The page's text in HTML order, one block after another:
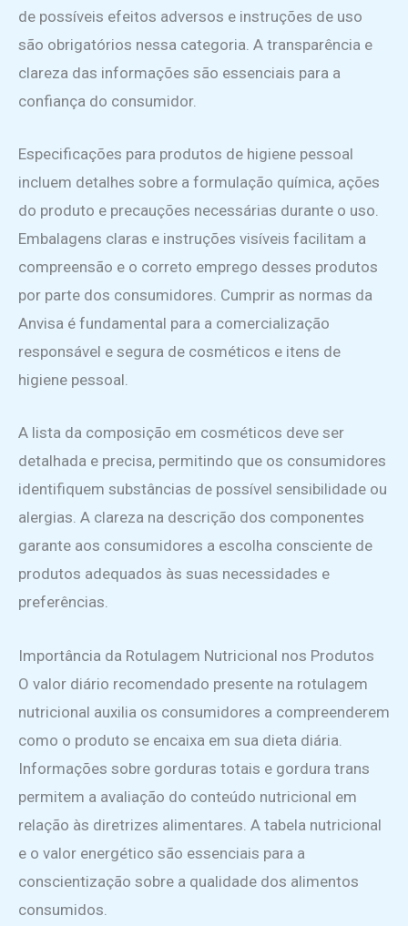
de possíveis efeitos adversos e instruções de uso
são obrigatórios nessa categoria. A transparência e
clareza das informações são essenciais para a
confiança do consumidor.
Especificações para produtos de higiene pessoal
incluem detalhes sobre a formulação química, ações
do produto e precauções necessárias durante o uso.
Embalagens claras e instruções visíveis facilitam a
compreensão e o correto emprego desses produtos
por parte dos consumidores. Cumprir as normas da
Anvisa é fundamental para a comercialização
responsável e segura de cosméticos e itens de
higiene pessoal.
A lista da composição em cosméticos deve ser
detalhada e precisa, permitindo que os consumidores
identifiquem substâncias de possível sensibilidade ou
alergias. A clareza na descrição dos componentes
garante aos consumidores a escolha consciente de
produtos adequados às suas necessidades e
preferências.
Importância da Rotulagem Nutricional nos Produtos
O valor diário recomendado presente na rotulagem
nutricional auxilia os consumidores a compreenderem
como o produto se encaixa em sua dieta diária.
Informações sobre gorduras totais e gordura trans
permitem a avaliação do conteúdo nutricional em
relação às diretrizes alimentares. A tabela nutricional
e o valor energético são essenciais para a
conscientização sobre a qualidade dos alimentos
consumidos.